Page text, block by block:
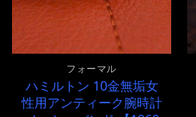
フォーマル
ハミルトン 10金無垢女
性用アンティーク腕時計